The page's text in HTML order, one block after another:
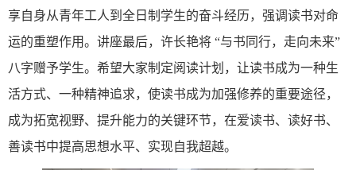
享自身从青年工人到全日制学生的奋斗经历，强调读书对命
运的重塑作用。讲座最后，许长艳将 “与书同行，走向未来”
八字赠予学生。希望大家制定阅读计划，让读书成为一种生
活方式、一种精神追求，使读书成为加强修养的重要途径，
成为拓宽视野、提升能力的关键环节，在爱读书、读好书、
善读书中提高思想水平、实现自我超越。